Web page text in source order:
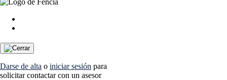
Darse de alta o iniciar sesión para
solicitar contactar con un asesor